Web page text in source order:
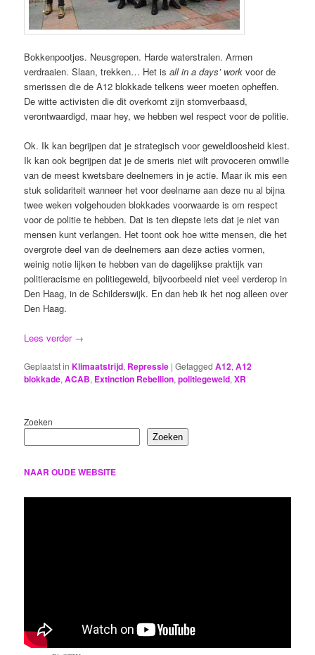
Bokkenpootjes. Neusgrepen. Harde waterstralen. Armen
verdraaien. Slaan, trekken… Het isall in a days’ work voor de
smerissen die de A12 blokkade telkens weer moeten opheffen.
De witte activisten die dit overkomt zijn stomverbaasd,
verontwaardigd, maar hey, we hebben wel respect voor de politie.
Ok. Ik kan begrijpen dat je strategisch voor geweldloosheid kiest.
Ik kan ook begrijpen dat je de smeris niet wilt provoceren omwille
van de meest kwetsbare deelnemers in je actie. Maar ik mis een
stuk solidariteit wanneer het voor deelname aan deze nu al bijna
twee weken volgehouden blokkades voorwaarde is om respect
voor de politie te hebben. Dat is ten diepste iets dat je niet van
mensen kunt verlangen. Het toont ook hoe witte mensen, die het
overgrote deel van de deelnemers aan deze acties vormen,
weinig notie lijken te hebben van de dagelijkse praktijk van
politieracisme en politiegeweld, bijvoorbeeld niet veel verderop in
Den Haag, in de Schilderswijk. En dan heb ik het nog alleen over
Den Haag.
Lees verder →
Geplaatst in Klimaatstrijd, Repressie |Getagged A12,A12
blokkade,ACAB, Extinction Rebellion,politiegeweld,XR
Zoeken
Zoeken
NAAR OUDE WEBSITE